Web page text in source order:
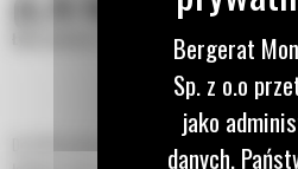
(5,75 YD³)
Łyżki płaskie o zwiększonej wydajności
Do 50% krótszy czas kopania oraz możliwość
Bergerat
Sp. z o.o
jako
danych,